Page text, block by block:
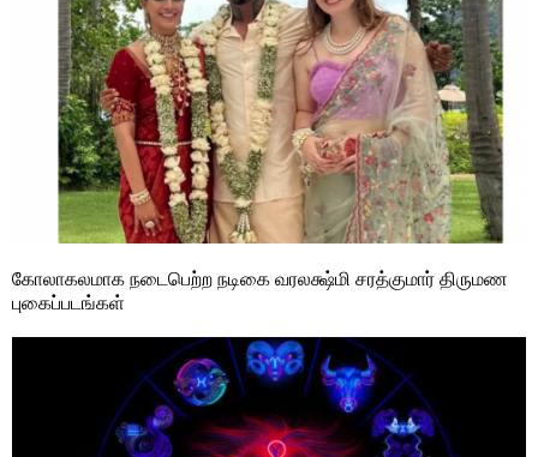
கோலாகலமாக நடைபெற்ற நடிகை வரலக்ஷ்மி சரத்குமார் திருமண
புகைப்படங்கள்